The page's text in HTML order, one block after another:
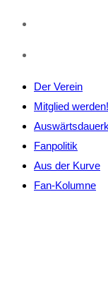
Der Verein
Mitglied werden!
Fanpolitik
Aus der Kurve
Fan-Kolumne